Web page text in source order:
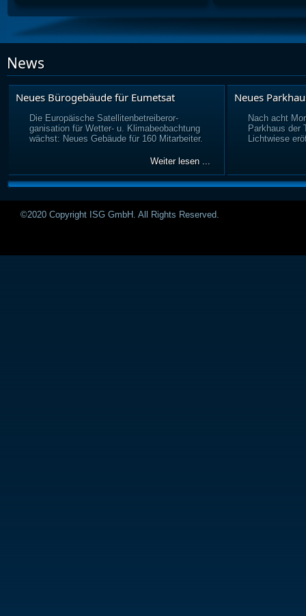
News
Neues Bürogebäude für Eumetsat
Die Europäische Satellitenbetreiberor-
ganisation für Wetter- u. Klimabeobachtung
wächst: Neues Gebäude für 160 Mitarbeiter.
Weiter lesen ...
Neues
Nach acht
Parkhaus der
Lichtwiese
©2020 Copyright ISG GmbH. All Rights Reserved.